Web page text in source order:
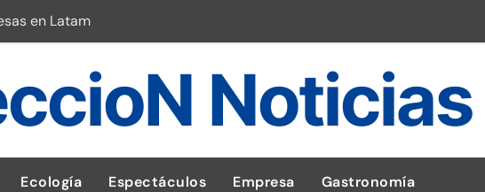
en Latam
de hígado
de GEI en sus operaciones
de celular según OSIPTEL
Noticias
Ecología Espectáculos Empresa Gastronomía